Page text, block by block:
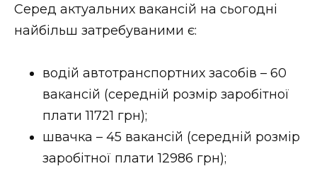
НОВИНИ ЗАХІДНОЇ УКРАЇНИ
ФОТО
ВІДЕО
Серед актуальних вакансій на сьогодні
найбільш затребуваними є:
водій автотранспортних засобів – 60
вакансій (середній розмір заробітної
плати 11721 грн);
швачка – 45 вакансій (середній розмір
заробітної плати 12986 грн);